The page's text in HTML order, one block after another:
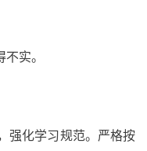
实。
强化学习规范。严格按